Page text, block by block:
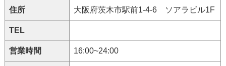
住所 大阪府茨木市駅前1-4-6 ソアラビル1F
TEL
営業時間 16:00~24:00